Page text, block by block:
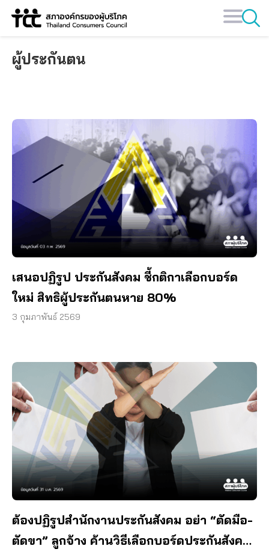
Skip
ผู้ประกันตน
เสนอปฏิรูป ประกันสังคม ชี้กติกาเลือกบอร์ด
ใหม่ สิทธิผู้ประกันตนหาย 80%
3 กุมภาพันธ์ 2569
ต้องปฏิรูปสำนักงานประกันสังคม อย่า “ตัดมือ-
ตัดขา” ลูกจ้าง ค้านวิธีเลือกบอร์ดประกันสังคม